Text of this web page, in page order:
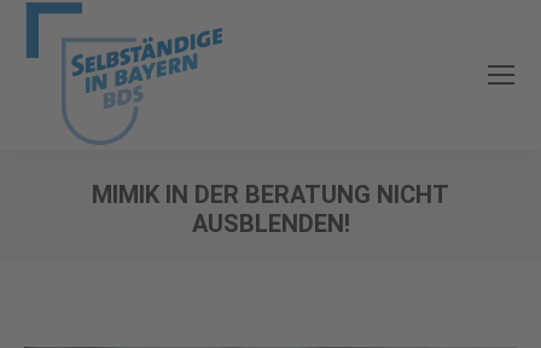
MIMIK IN DER BERATUNG NICHT
AUSBLENDEN!